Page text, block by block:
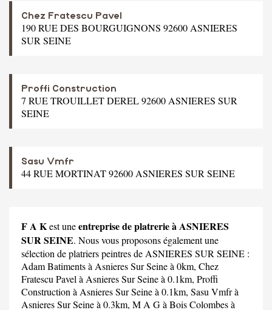
Chez Fratescu Pavel
190 RUE DES BOURGUIGNONS 92600 ASNIERES
SUR SEINE
Proffi Construction
7 RUE TROUILLET DEREL 92600 ASNIERES SUR
SEINE
Sasu Vmfr
44 RUE MORTINAT 92600 ASNIERES SUR SEINE
F A Kest uneentreprise de platrerie à ASNIERES
SUR SEINE. Nous vous proposons également une
sélection de platriers peintres de ASNIERES SUR SEINE :
Adam Batimentsà Asnieres Sur Seine à 0km, Chez
Fratescu Pavel à Asnieres Sur Seine à 0.1km, Proffi
Construction à Asnieres Sur Seine à 0.1km, Sasu Vmfrà
Asnieres Sur Seine à 0.3km, M A Gà Bois Colombes à